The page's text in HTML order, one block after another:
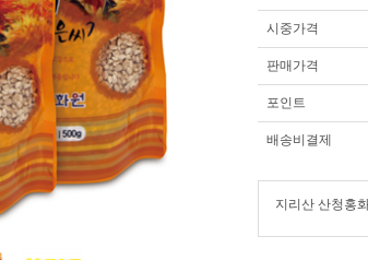
시중가격
판매가격
포인트
배송비결제
지리산 산청홍